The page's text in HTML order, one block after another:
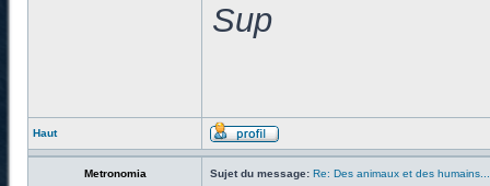
Sup
Haut
Metronomia Sujet du message: Re: Des animaux et des humains...